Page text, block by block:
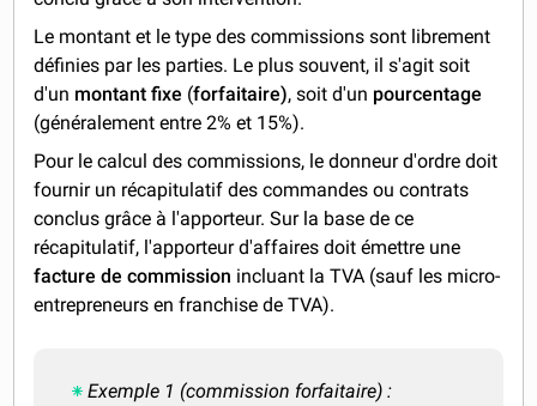
Le montant et le type des commissions sont librement
définies par les parties. Le plus souvent, il s'agit soit
d'un montant fixe (forfaitaire), soit d'un pourcentage
(généralement entre 2% et 15%).
Pour le calcul des commissions, le donneur d'ordre doit
fournir un récapitulatif des commandes ou contrats
conclus grâce à l'apporteur. Sur la base de ce
récapitulatif, l'apporteur d'affaires doit émettre une
facture de commission incluant la TVA (sauf les micro-
entrepreneurs en franchise de TVA).
Exemple 1 (commission forfaitaire) :